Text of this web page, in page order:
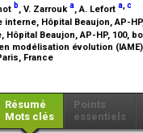
b, V. Zarrouka, A. Lefort a,c
Hôpital Beaujon, AP-
Hôpital Beaujon, AP-HP, 100,
modélisation évolution
France
Résumé
Mots clés
Points
essentiels